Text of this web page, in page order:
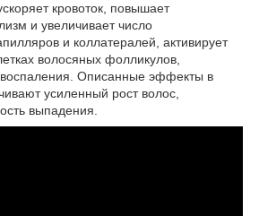
кровоток, повышает
и увеличивает число
и коллатералей, активирует
волосяных фолликулов,
Описанные эффекты в
усиленный рост волос,
выпадения.